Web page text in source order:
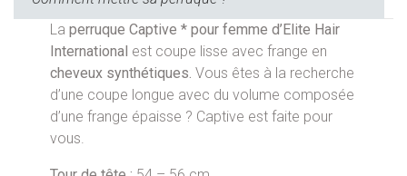
La perruque Captive * pour femme d’Elite Hair
International est coupe lisse avec frange en
cheveux synthétiques. Vous êtes à la recherche
d’une coupe longue avec du volume composée
d’une frange épaisse ? Captive est faite pour
vous.